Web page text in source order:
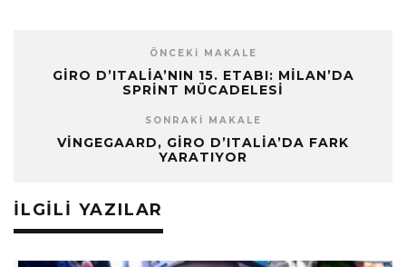
ÖNCEKI MAKALE
GIRO D’ITALIA’NIN 15. ETABI: MILAN’DA
SPRINT MÜCADELESI
SONRAKI MAKALE
VINGEGAARD, GIRO D’ITALIA’DA FARK
YARATIYOR
İLGILI YAZILAR